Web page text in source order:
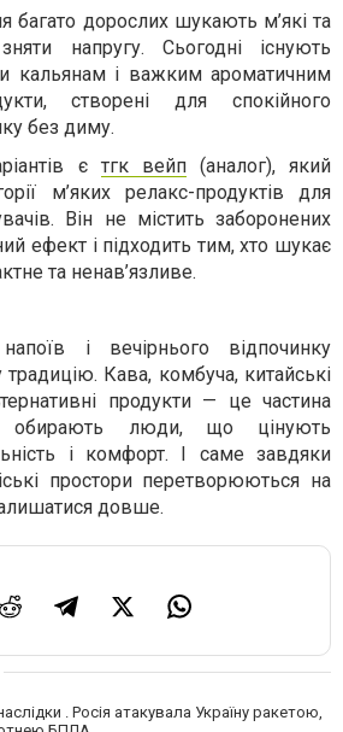
багато дорослих шукають м’які та
напругу. Сьогодні існують
кальянам і важким ароматичним
створені для спокійного
без диму.
є тгк вейп(аналог), який
м’яких релакс-продуктів для
Він не містить заборонених
ефект і підходить тим, хто шукає
та ненав’язливе.
і вечірнього відпочинку
Кава, комбуча, китайські
продукти — це частина
обирають люди, що цінують
і комфорт. І саме завдяки
простори перетворюються на
довше.
. Росія атакувала Україну ракетою,